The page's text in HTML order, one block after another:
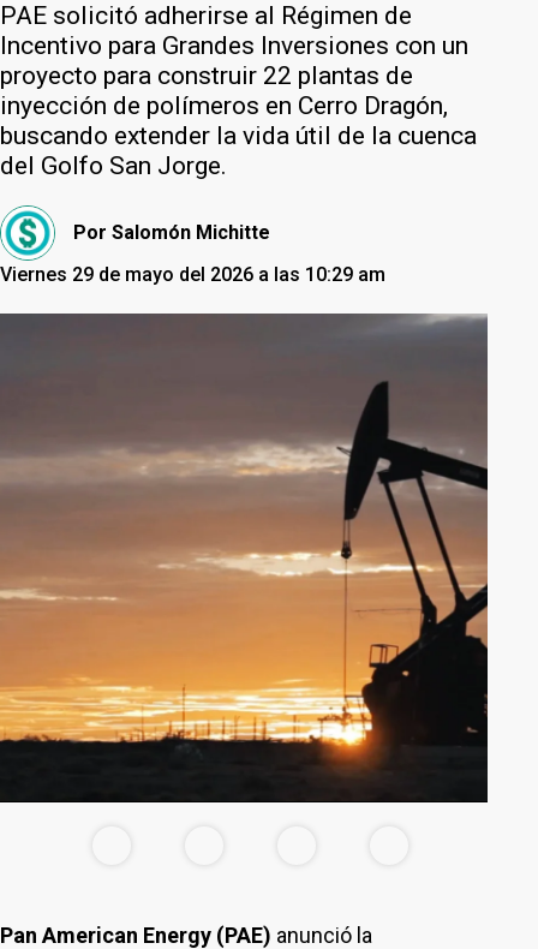
PAE solicitó adherirse al Régimen de
Incentivo para Grandes Inversiones con un
proyecto para construir 22 plantas de
inyección de polímeros en Cerro Dragón,
buscando extender la vida útil de la cuenca
del Golfo San Jorge.
Por Salomón Michitte
Viernes 29 de mayo del 2026 a las 10:29 am
Pan American Energy (PAE) anunció la